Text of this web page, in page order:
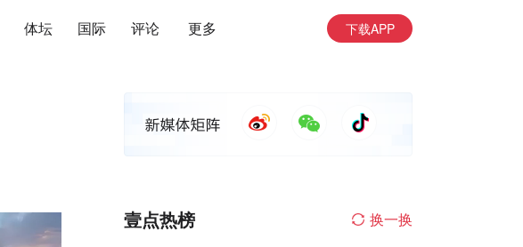
体坛 国际 评论 更多 下载APP
壹点热榜 换一换